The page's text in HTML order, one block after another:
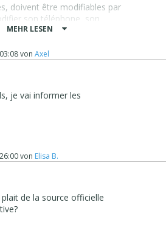
doivent être modifiables par
son téléphone, son
livraison ... etc) ou
avec plus d'options).
...
à Website qui est
MEHR LESEN
von Axel
je vai informer les
von Elisa B.
de la source officielle